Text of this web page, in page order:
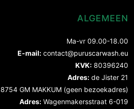
ALGEMEEN
Ma-vr 09.00-18.00
E-mail: contact@puruscarwash.eu
KVK: 80396240
Adres: de Jister 21
8754 GM MAKKUM (geen bezoekadres)
Adres: Wagenmakersstraat 6-019